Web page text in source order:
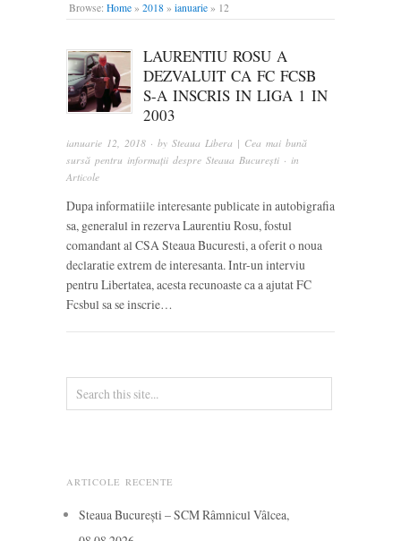
Browse: Home » 2018 » ianuarie » 12
LAURENTIU ROSU A
DEZVALUIT CA FC FCSB
S-A INSCRIS IN LIGA 1 IN
2003
ianuarie 12, 2018 · by Steaua Libera | Cea mai bună
sursă pentru informații despre Steaua București · in
Articole
Dupa informatiile interesante publicate in autobigrafia
sa, generalul in rezerva Laurentiu Rosu, fostul
comandant al CSA Steaua Bucuresti, a oferit o noua
declaratie extrem de interesanta. Intr-un interviu
pentru Libertatea, acesta recunoaste ca a ajutat FC
Fcsbul sa se inscrie…
ARTICOLE RECENTE
Steaua București – SCM Râmnicul Vâlcea,